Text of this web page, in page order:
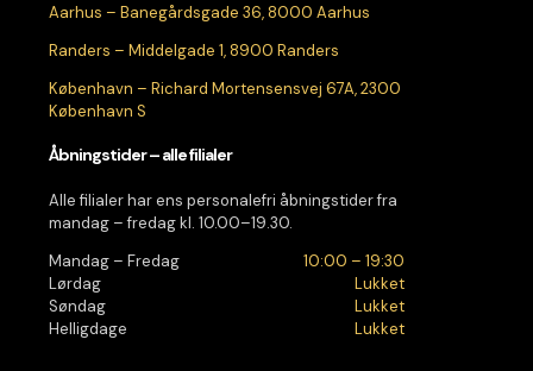
Aarhus – Banegårdsgade 36, 8000 Aarhus
Randers – Middelgade 1, 8900 Randers
København – Richard Mortensensvej 67A, 2300
København S
Åbningstider – alle filialer
Alle filialer har ens personalefri åbningstider fra
mandag – fredag kl. 10.00–19.30.
Mandag – Fredag
10:00 – 19:30
Lørdag
Lukket
Søndag
Lukket
Helligdage
Lukket